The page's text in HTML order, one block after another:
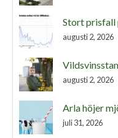
Stort prisfall
augusti 2, 2026
augusti 2, 2026
Arla höjer
juli 31, 2026